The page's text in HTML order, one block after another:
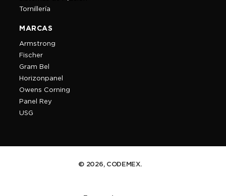
Tornillería
MARCAS
Armstrong
Fischer
Gram Bel
Horizonpanel
Owens Corning
Panel Rey
USG
© 2026, CODEMEX.